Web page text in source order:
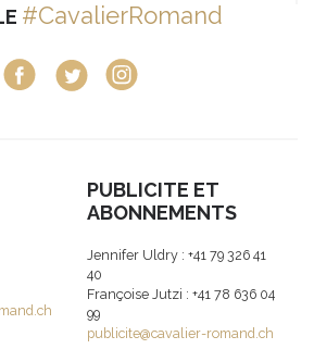
#CavalierRomand
PUBLICITE ET
ABONNEMENTS
Jennifer Uldry : +41 79 326 41
40
Françoise Jutzi : +41 78 636 04
99
publicite@cavalier-romand.ch